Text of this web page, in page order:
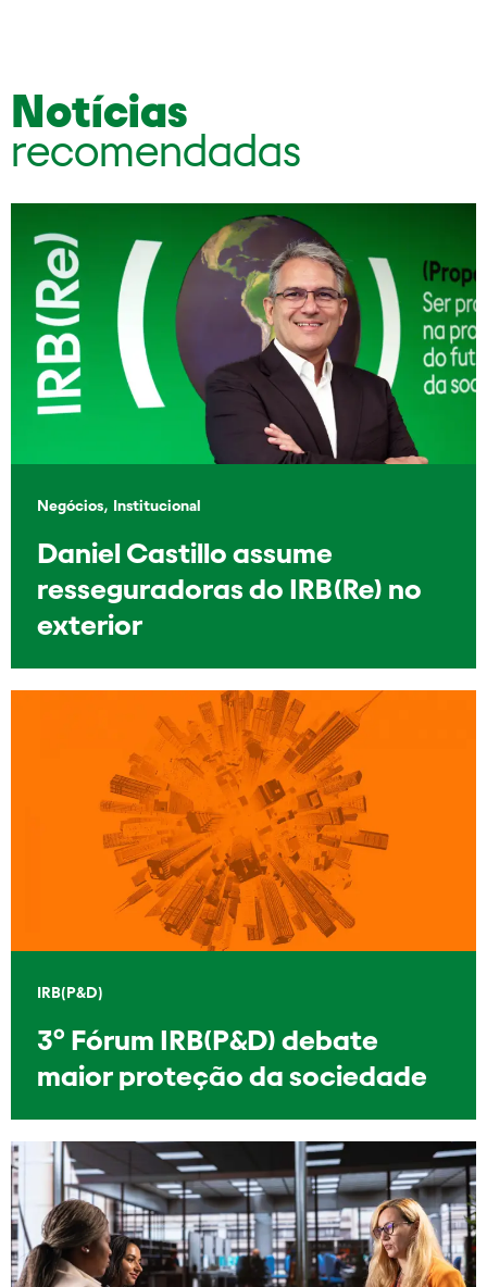
Notícias
recomendadas
Negócios, Institucional
Daniel Castillo assume
resseguradoras do IRB(Re) no
exterior
IRB(P&D)
3º Fórum IRB(P&D) debate
maior proteção da sociedade